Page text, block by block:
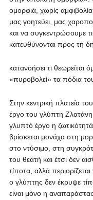
ομορφιά, χωρίς
μας γοητεύει, μας
και να συγκεντρώσουμε
κατευθύνονται προς τη
κατανοήσει τι θεωρείται
«πυροβολεί» τα πόδια
Στην κεντρική πλατεία
έργο του γλύπτη
γλυπτό έργο η
βρίσκεται μονάχα στη
στο ντύσιμο, στη
του θεατή και έτσι δεν
τίποτα, αλλά
ο γλύπτης δεν έκρυψε
είναι μόνο η